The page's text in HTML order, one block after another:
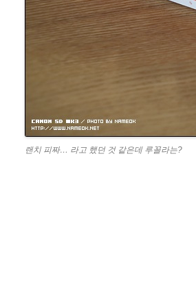
랜치 피짜… 라고 했던 것 같은데 루꼴라는?